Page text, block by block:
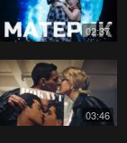
02:37
03:46